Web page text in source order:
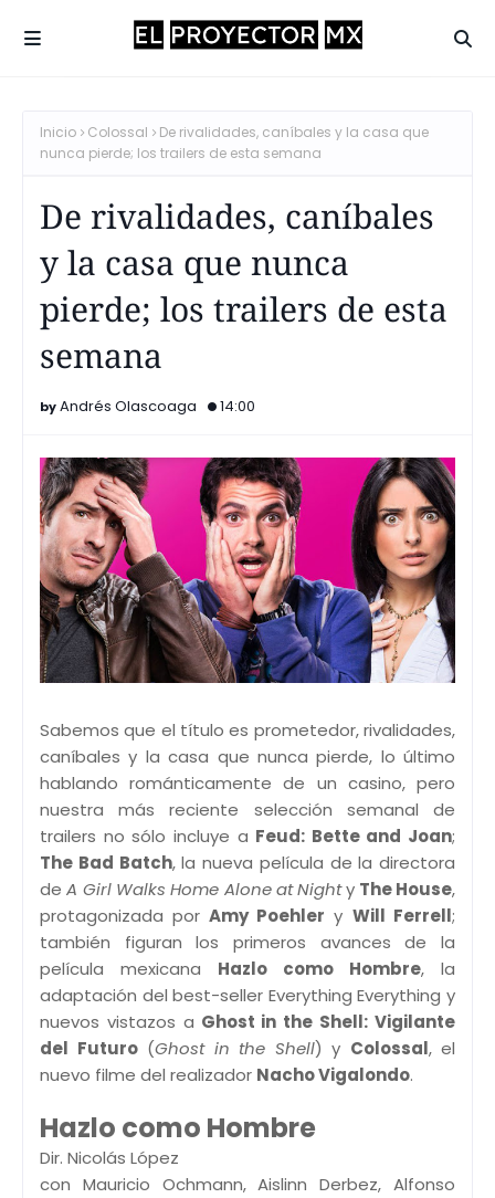
Inicio Colossal
De rivalidades, caníbales y la casa que
nunca pierde; los trailers de esta semana
De rivalidades, caníbales
y la casa que nunca
pierde; los trailers de esta
semana
Andrés Olascoaga 14:00
Sabemos que el título es prometedor, rivalidades,
caníbales y la casa que nunca pierde, lo último
hablando románticamente de un casino, pero
nuestra más reciente selección semanal de
trailers no sólo incluye a Feud: Bette and Joan;
The Bad Batch, la nueva película de la directora
deA Girl Walks Home Alone at Nighty The House,
protagonizada por Amy Poehler y Will Ferrell;
también figuran los primeros avances de la
película mexicana Hazlo como Hombre, la
adaptación del best-seller Everything Everything y
nuevos vistazos a Ghost in the Shell: Vigilante
del Futuro(Ghost in the Shell) y Colossal, el
nuevo filme del realizador Nacho Vigalondo.
Hazlo como Hombre
Dir. Nicolás López
con Mauricio Ochmann, Aislinn Derbez, Alfonso